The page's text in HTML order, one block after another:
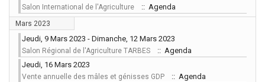
Salon International de l'Agriculture :: Agenda
Mars 2023
Jeudi, 9 Mars 2023 - Dimanche, 12 Mars 2023
Salon Régional de l'Agriculture TARBES
:: Agenda
Jeudi, 16 Mars 2023
Vente annuelle des mâles et génisses GDP :: Agenda